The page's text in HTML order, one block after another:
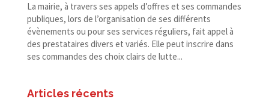
La mairie, à travers ses appels d’offres et ses commandes
publiques, lors de l’organisation de ses différents
évènements ou pour ses services réguliers, fait appel à
des prestataires divers et variés. Elle peut inscrire dans
ses commandes des choix clairs de lutte...
Articles récents